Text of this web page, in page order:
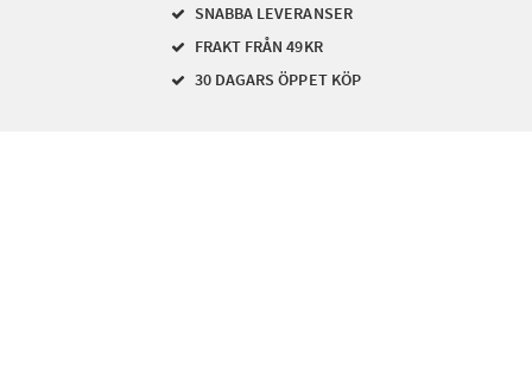
SNABBA LEVERANSER
FRAKT FRÅN 49KR
30 DAGARS ÖPPET KÖP